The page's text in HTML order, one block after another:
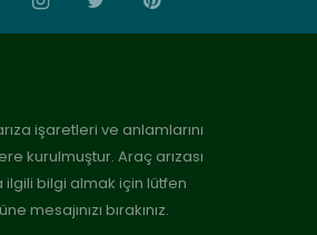
işaretleri ve anlamlarını
kurulmuştur. Araç arızası
bilgi almak için lütfen
mesajınızı bırakınız.